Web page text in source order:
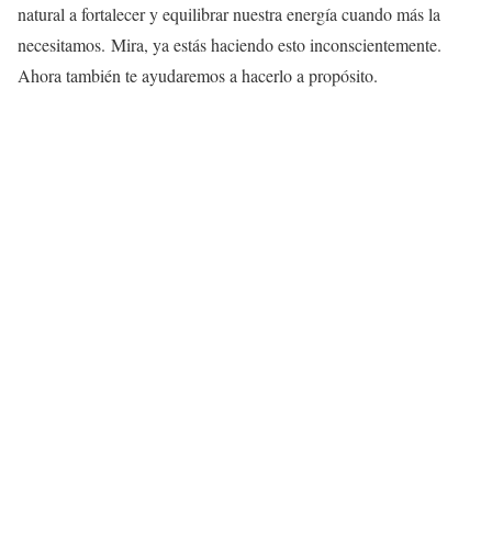
natural a fortalecer y equilibrar nuestra energía cuando más la
necesitamos. Mira, ya estás haciendo esto inconscientemente.
Ahora también te ayudaremos a hacerlo a propósito.